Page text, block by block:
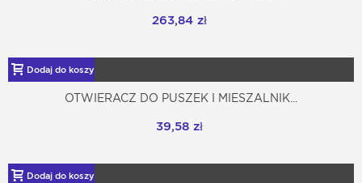
263,84 zł
Dodaj do koszyka
OTWIERACZ DO PUSZEK I MIESZALNIK...
39,58 zł
Dodaj do koszyka